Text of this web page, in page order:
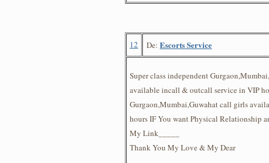
12 De: Escorts Service
Super class independent
available incall & outcall service in VIP
Gurgaon,Mumbai,Guwahat call girls
hours IF You want Physical Relationship
My Link_____
Thank You My Love & My Dear